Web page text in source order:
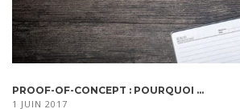
PROOF-OF-CONCEPT : POURQUOI ...
1 JUIN 2017